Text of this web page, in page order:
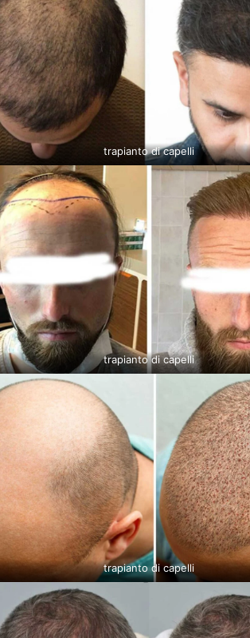
trapianto di capelli
trapianto di capelli
trapianto di capelli